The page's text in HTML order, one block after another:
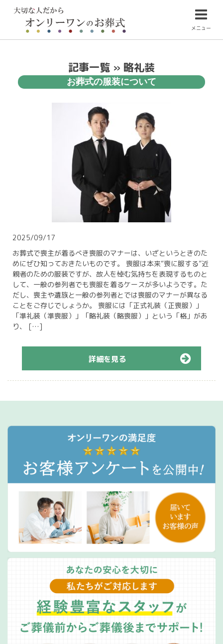
メニュー
記事一覧 » 略礼装
お葬式の服装について
2025/09/17
お葬式で喪主が着るべき喪服のマナーは、いざというときのた
めにぜひ知っておきたいものです。 喪服は本来“喪に服する”近
親者のための服装ですが、故人を悼む気持ちを表現するものと
して、一般の参列者でも喪服を着るケースが多いようです。た
だし、喪主や遺族と一般の参列者とでは喪服のマナーが異なる
ことをご存じでしょうか。 喪服には「正式礼装（正喪服）」
「準礼装（準喪服）」「略礼装（略喪服）」という「格」があ
り、 […]
詳細を見る